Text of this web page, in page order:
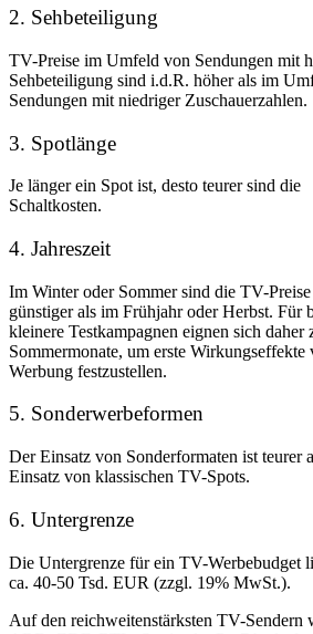
2. Sehbeteiligung
TV-Preise im Umfeld von Sendungen mit
Sehbeteiligung sind i.d.R. höher als im
Sendungen mit niedriger Zuschauerzahlen.
3. Spotlänge
Je länger ein Spot ist, desto teurer sind die
Schaltkosten.
4. Jahreszeit
Im Winter oder Sommer sind die TV-Preise
günstiger als im Frühjahr oder Herbst. Für
kleinere Testkampagnen eignen sich daher
Sommermonate, um erste
Werbung festzustellen.
5. Sonderwerbeformen
Der Einsatz von Sonderformaten ist teurer
Einsatz von klassischen TV-Spots.
6. Untergrenze
Die Untergrenze für ein TV-Werbebudget
ca. 40-50 Tsd. EUR (zzgl. 19% MwSt.).
Auf den reichweitenstärksten TV-Sendern